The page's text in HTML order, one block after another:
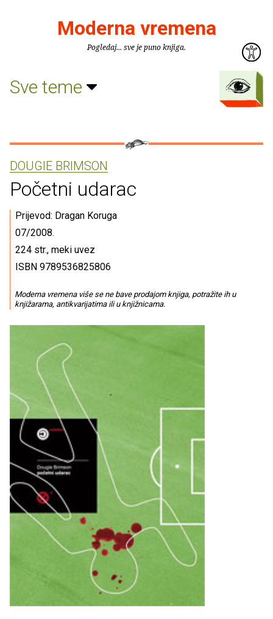
Moderna vremena
Pogledaj... sve je puno knjiga.
Sve teme
DOUGIE BRIMSON
Početni udarac
Prijevod: Dragan Koruga
07/2008.
224 str., meki uvez
ISBN 9789536825806
Moderna vremena više se ne bave prodajom knjiga, potražite ih u
knjižarama, antikvarijatima ili u knjižnicama.